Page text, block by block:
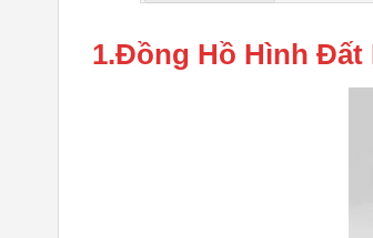
1.Đồng Hồ Hình Đất